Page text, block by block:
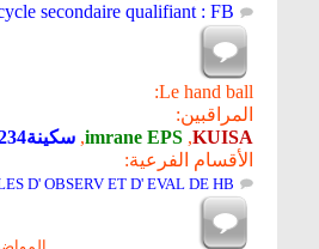
secondaire qualifiant : FB
Le hand ball:
المراقبين:
KUISA
,
imrane EPS
, سكينة1234
الأقسام الفرعية:
D' OBSERV ET D' EVAL DE HB